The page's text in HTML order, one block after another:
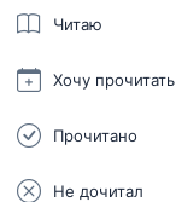
Читаю
Хочу прочитать
Прочитано
Не дочитал